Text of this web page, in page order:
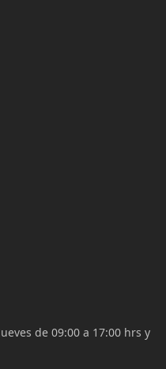
de 09:00 a 17:00 hrs y